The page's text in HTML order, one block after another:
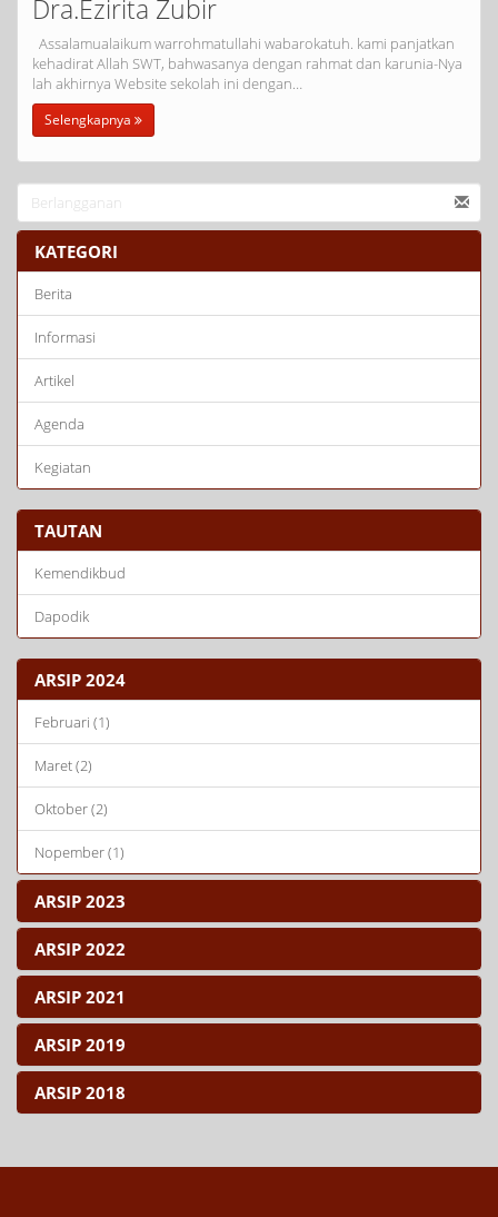
Dra.Ezirita Zubir
Assalamualaikum warrohmatullahi wabarokatuh. kami panjatkan
kehadirat Allah SWT, bahwasanya dengan rahmat dan karunia-Nya
lah akhirnya Website sekolah ini dengan…
Selengkapnya
KATEGORI
Berita
Informasi
Artikel
Agenda
Kegiatan
TAUTAN
Kemendikbud
Dapodik
ARSIP 2024
Februari (1)
Maret (2)
Oktober (2)
Nopember (1)
ARSIP 2023
ARSIP 2022
ARSIP 2021
ARSIP 2019
ARSIP 2018